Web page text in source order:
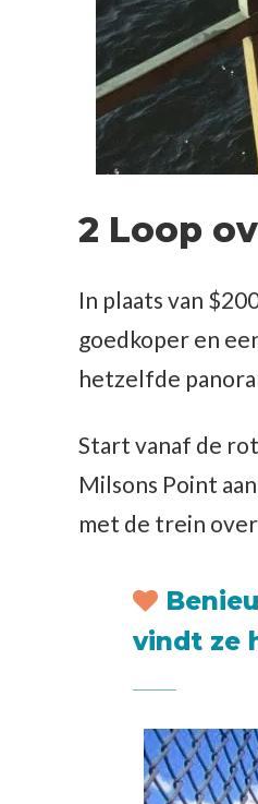
2 Loop
In plaats van
goedkoper en
hetzelfde
Start vanaf de
Milsons Point
met de trein
vindt ze